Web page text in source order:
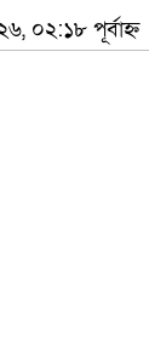
০২:১৮ পূর্বাহ্ন